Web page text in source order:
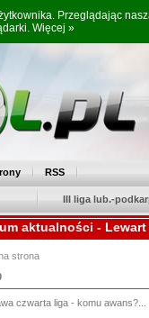
Przeglądając
Więcej »
RSS
III liga lub.-
aktualności -
strona
czwarta liga - komu awans?...